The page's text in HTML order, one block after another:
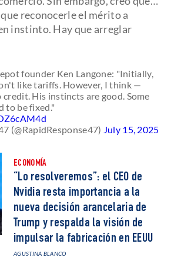
reconocerle el mérito a
instinto. Hay que arreglar
founder Ken Langone: "Initially,
like tariffs. However, I think —
credit. His instincts are good. Some
to be fixed."
(@RapidResponse47) July 15, 2025
ECONOMÍA
“Lo resolveremos”: el CEO de
Nvidia resta importancia a la
nueva decisión arancelaria de
Trump y respalda la visión de
impulsar la fabricación en EEUU
AGUSTINA BLANCO